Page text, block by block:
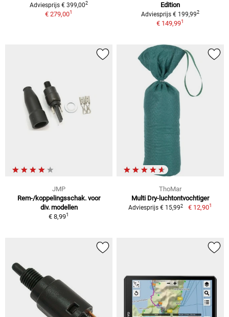
Adviesprijs € 399,002
€ 279,001
Edition
Adviesprijs € 199,992
€ 149,991
JMP
Rem-/koppelingsschak. voor
div. modellen
€ 8,991
ThoMar
Multi Dry-luchtontvochtiger
Adviesprijs € 15,992 € 12,901